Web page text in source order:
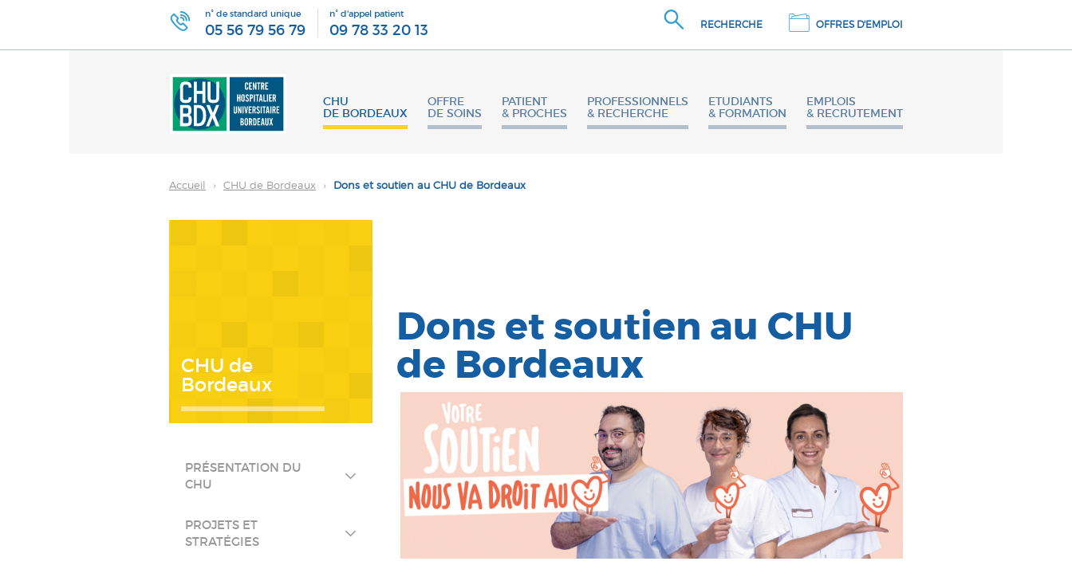
n° de standard unique
05 56 79 56 79
n° d'appel patient
09 78 33 20 13 RECHERCHE OFFRES D'EMPLOI
CHU
DE BORDEAUX
OFFRE
DE SOINS
PATIENT
& PROCHES
PROFESSIONNELS
& RECHERCHE
ETUDIANTS
& FORMATION
EMPLOIS
& RECRUTEMENT
Accueil › CHU de Bordeaux › Dons et soutien au CHU de Bordeaux
CHU de
Bordeaux
PRÉSENTATION DU
CHU
PROJETS ET
STRATÉGIES
Dons et soutien au CHU
de Bordeaux